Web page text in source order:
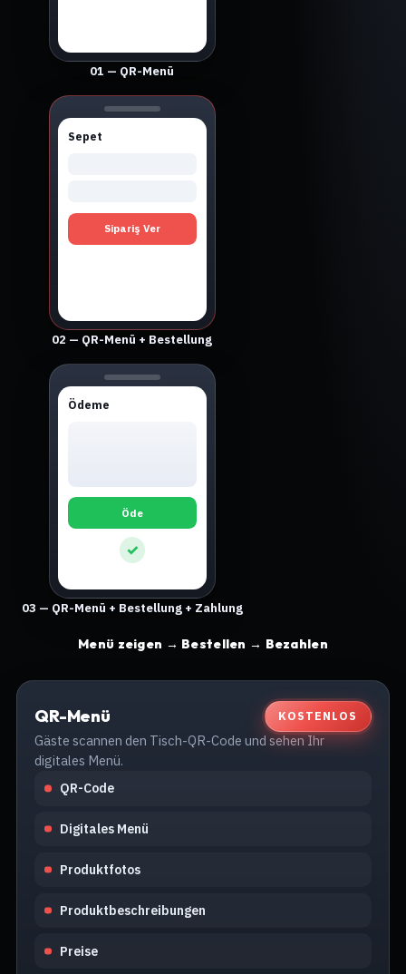
01 — QR-Menü
Sepet
Sipariş Ver
02 — QR-Menü + Bestellung
Ödeme
Öde
✓
03 — QR-Menü + Bestellung + Zahlung
Menü zeigen → Bestellen → Bezahlen
QR-Menü KOSTENLOS
Gäste scannen den Tisch-QR-Code und sehen Ihr
digitales Menü.
QR-Code
Digitales Menü
Produktfotos
Produktbeschreibungen
Preise